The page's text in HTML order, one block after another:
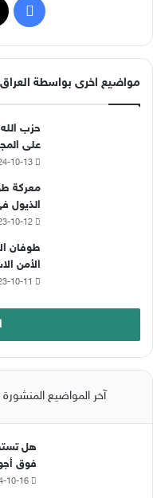
ي
س
ب
و
ك
مواضيع اخرى بواسطة العراق
حزب
على
10-13
معركة
الذيول
10-12
طوفان
الأمن
10-11
آخر المواضيع المنشورة
هل
فوق
10-16